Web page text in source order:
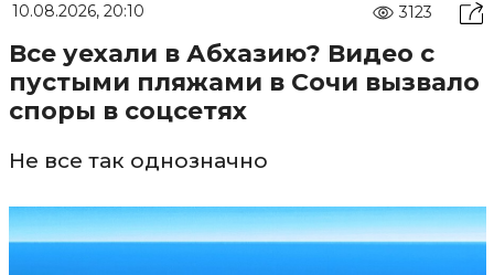
10.08.2026, 20:10 3123
Все уехали в Абхазию? Видео с
пустыми пляжами в Сочи вызвало
споры в соцсетях
Не все так однозначно